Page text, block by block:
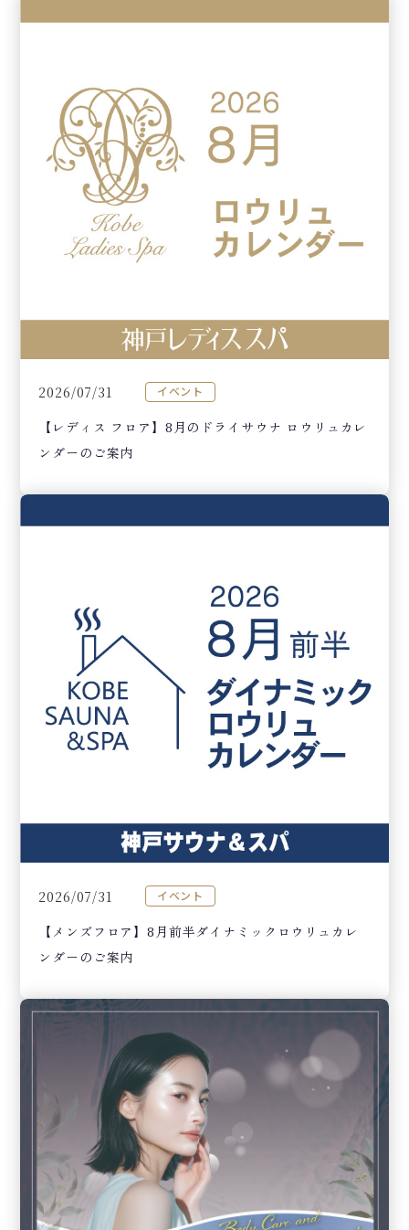
2026/07/31 イベント
【レディス フロア】8月のドライサウナ ロウリュカレ
ンダーのご案内
2026/07/31 イベント
【メンズフロア】8月前半ダイナミックロウリュカレ
ンダーのご案内